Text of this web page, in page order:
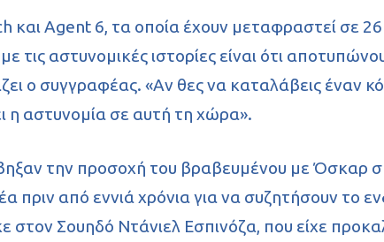
και Agent 6, τα οποία έχουν μεταφραστεί σε
αστυνομικές ιστορίες είναι ότι
ο συγγραφέας. «Αν θες να καταλάβεις έναν
η αστυνομία σε αυτή τη χώρα».
την προσοχή του βραβευμένου με Όσκαρ
από εννιά χρόνια για να συζητήσουν το
Σουηδό Ντάνιελ Εσπινόζα, που είχε